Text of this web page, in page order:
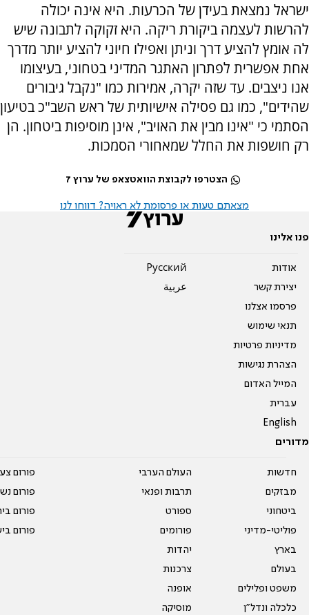
ישראל נמצאת בעידן של הכרעות. היא אינה יכולה
להרשות לעצמה ביקורת ריקה. היא זקוקה לתבונה שיש
לה אומץ להציע דרך וניתן ואפילו חיוני להציע יותר מדרך
אחת אפשרית לפתרון האתגר המדיני בטחוני, בעיצומו
אנו ניצבים. עד שזה יקרה, אמירות כמו "נקבל גיבורים
שהידים", כמו גם פסילה אישיותית של ראש השב"כ בטיעון
הסתמי כי "אינו מבין את האויב", אינן מוסיפות ביטחון. הן
רק חושפות את החלל שמאחורי הסמכות.
הצטרפו לקבוצת הוואטצאפ של ערוץ 7
מצאתם טעות או פרסומת לא ראויה? דווחו לנו
פנו אלינו
אודות
יצירת קשר
פרסמו אצלנו
תנאי שימוש
מדיניות פרטיות
הצהרת נגישות
המייל האדום
עברית
English
Pусский
عربية
מדורים
חדשות
מבזקים
ביטחוני
פוליטי-מדיני
בארץ
בעולם
משפט ופלילים
כלכלה ונדל"ן
העולם הערבי
תרבות ופנאי
ספורט
פורומים
יהדות
צרכנות
אופנה
מוסיקה
פורום
פורום
פורום
פורום